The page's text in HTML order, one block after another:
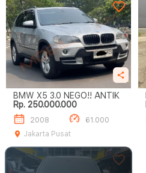
BMW X5 3.0 NEGO!! ANTIK
Rp. 250.000.000
2008
61.000
Jakarta Pusat